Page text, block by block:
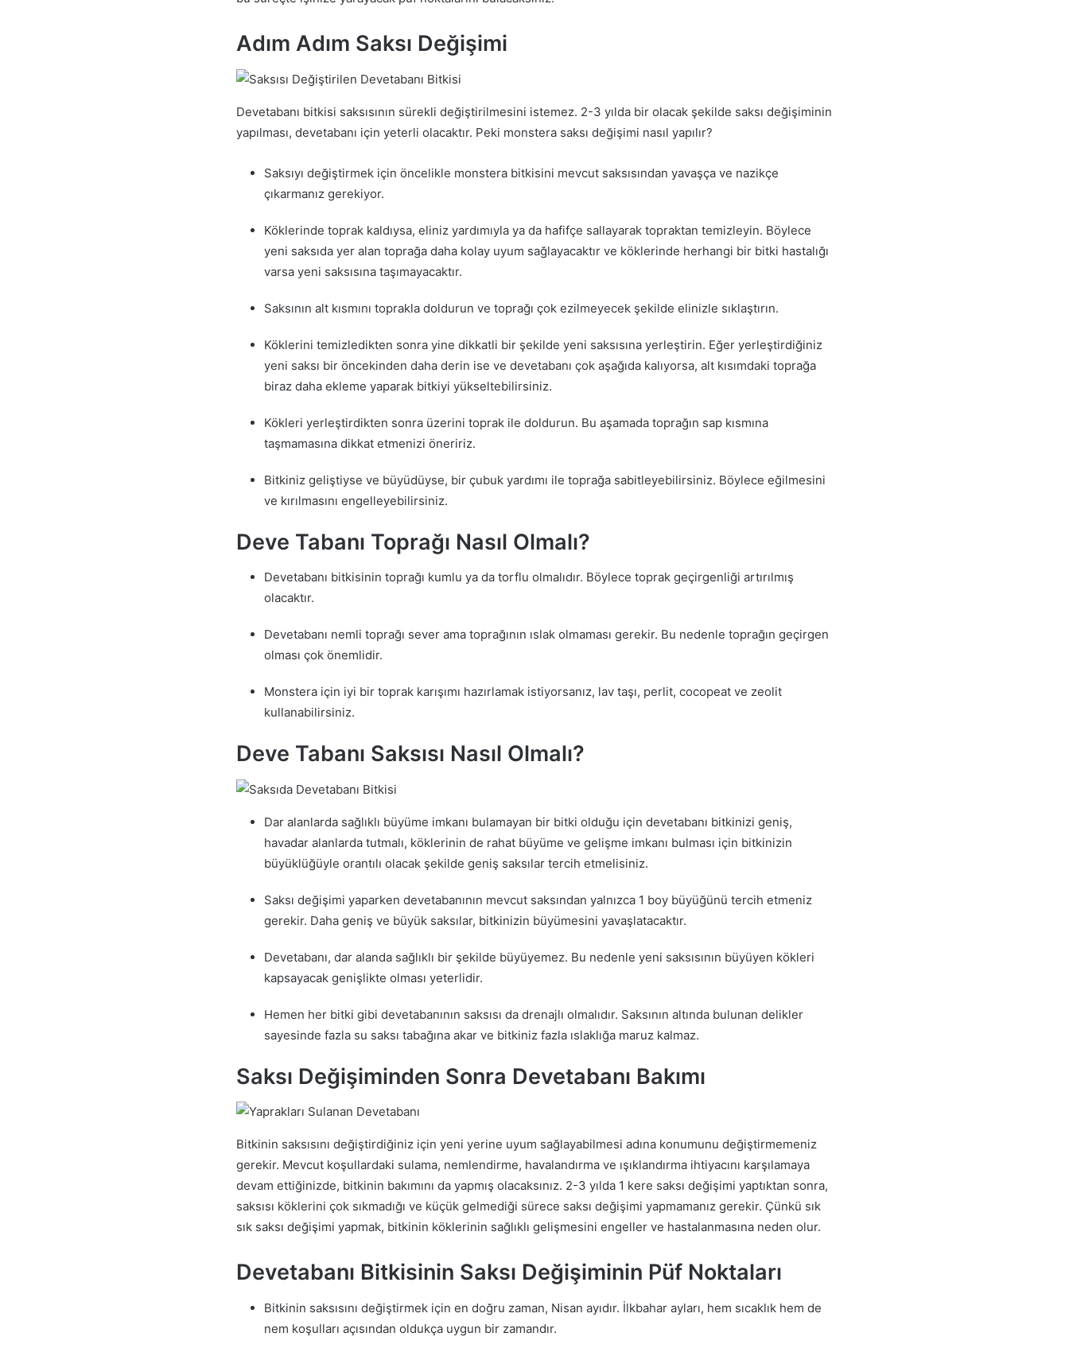
Adım Adım Saksı Değişimi
Devetabanı bitkisi saksısının sürekli değiştirilmesini istemez. 2-3 yılda bir olacak şekilde saksı değişiminin
yapılması, devetabanı için yeterli olacaktır. Peki monstera saksı değişimi nasıl yapılır?
Saksıyı değiştirmek için öncelikle monstera bitkisini mevcut saksısından yavaşça ve nazikçe
çıkarmanız gerekiyor.
Köklerinde toprak kaldıysa, eliniz yardımıyla ya da hafifçe sallayarak topraktan temizleyin. Böylece
yeni saksıda yer alan toprağa daha kolay uyum sağlayacaktır ve köklerinde herhangi bir bitki hastalığı
varsa yeni saksısına taşımayacaktır.
Saksının alt kısmını toprakla doldurun ve toprağı çok ezilmeyecek şekilde elinizle sıklaştırın.
Köklerini temizledikten sonra yine dikkatli bir şekilde yeni saksısına yerleştirin. Eğer yerleştirdiğiniz
yeni saksı bir öncekinden daha derin ise ve devetabanı çok aşağıda kalıyorsa, alt kısımdaki toprağa
biraz daha ekleme yaparak bitkiyi yükseltebilirsiniz.
Kökleri yerleştirdikten sonra üzerini toprak ile doldurun. Bu aşamada toprağın sap kısmına
taşmamasına dikkat etmenizi öneririz.
Bitkiniz geliştiyse ve büyüdüyse, bir çubuk yardımı ile toprağa sabitleyebilirsiniz. Böylece eğilmesini
ve kırılmasını engelleyebilirsiniz.
Deve Tabanı Toprağı Nasıl Olmalı?
Devetabanı bitkisinin toprağı kumlu ya da torflu olmalıdır. Böylece toprak geçirgenliği artırılmış
olacaktır.
Devetabanı nemli toprağı sever ama toprağının ıslak olmaması gerekir. Bu nedenle toprağın geçirgen
olması çok önemlidir.
Monstera için iyi bir toprak karışımı hazırlamak istiyorsanız, lav taşı, perlit, cocopeat ve zeolit
kullanabilirsiniz.
Deve Tabanı Saksısı Nasıl Olmalı?
Dar alanlarda sağlıklı büyüme imkanı bulamayan bir bitki olduğu için devetabanı bitkinizi geniş,
havadar alanlarda tutmalı, köklerinin de rahat büyüme ve gelişme imkanı bulması için bitkinizin
büyüklüğüyle orantılı olacak şekilde geniş saksılar tercih etmelisiniz.
Saksı değişimi yaparken devetabanının mevcut saksından yalnızca 1 boy büyüğünü tercih etmeniz
gerekir. Daha geniş ve büyük saksılar, bitkinizin büyümesini yavaşlatacaktır.
Devetabanı, dar alanda sağlıklı bir şekilde büyüyemez. Bu nedenle yeni saksısının büyüyen kökleri
kapsayacak genişlikte olması yeterlidir.
Hemen her bitki gibi devetabanının saksısı da drenajlı olmalıdır. Saksının altında bulunan delikler
sayesinde fazla su saksı tabağına akar ve bitkiniz fazla ıslaklığa maruz kalmaz.
Saksı Değişiminden Sonra Devetabanı Bakımı
Bitkinin saksısını değiştirdiğiniz için yeni yerine uyum sağlayabilmesi adına konumunu değiştirmemeniz
gerekir. Mevcut koşullardaki sulama, nemlendirme, havalandırma ve ışıklandırma ihtiyacını karşılamaya
devam ettiğinizde, bitkinin bakımını da yapmış olacaksınız. 2-3 yılda 1 kere saksı değişimi yaptıktan sonra,
saksısı köklerini çok sıkmadığı ve küçük gelmediği sürece saksı değişimi yapmamanız gerekir. Çünkü sık
sık saksı değişimi yapmak, bitkinin köklerinin sağlıklı gelişmesini engeller ve hastalanmasına neden olur.
Devetabanı Bitkisinin Saksı Değişiminin Püf Noktaları
Bitkinin saksısını değiştirmek için en doğru zaman, Nisan ayıdır. İlkbahar ayları, hem sıcaklık hem de
nem koşulları açısından oldukça uygun bir zamandır.